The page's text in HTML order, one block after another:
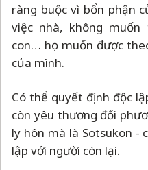
ràng buộc vì bổn phận
việc nhà, không
con… họ muốn được
của mình.
Có thể quyết định độc
còn yêu thương đối
ly hôn mà là Sotsukon -
lập với người còn lại.